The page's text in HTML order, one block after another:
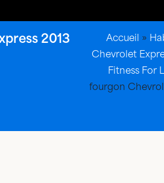
2013
Accueil »
Chevrolet
Fitness For
fourgon